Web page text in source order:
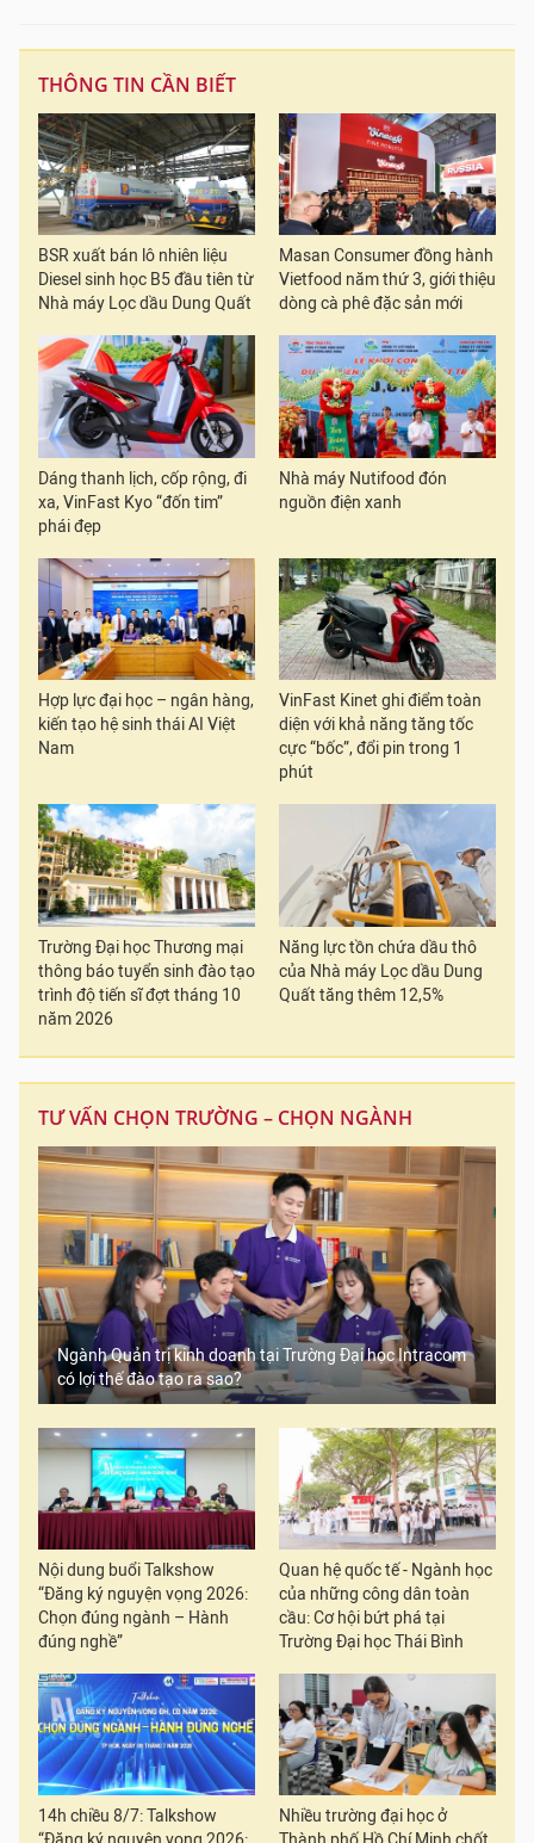
THÔNG TIN CẦN BIẾT
BSR xuất bán lô nhiên liệu
Diesel sinh học B5 đầu tiên từ
Nhà máy Lọc dầu Dung Quất
Masan Consumer đồng hành
Vietfood năm thứ 3, giới thiệu
dòng cà phê đặc sản mới
Dáng thanh lịch, cốp rộng, đi
xa, VinFast Kyo “đốn tim”
phái đẹp
Nhà máy Nutifood đón
nguồn điện xanh
Hợp lực đại học – ngân hàng,
kiến tạo hệ sinh thái AI Việt
Nam
VinFast Kinet ghi điểm toàn
diện với khả năng tăng tốc
cực “bốc”, đổi pin trong 1
phút
Trường Đại học Thương mại
thông báo tuyển sinh đào tạo
trình độ tiến sĩ đợt tháng 10
năm 2026
Năng lực tồn chứa dầu thô
của Nhà máy Lọc dầu Dung
Quất tăng thêm 12,5%
TƯ VẤN CHỌN TRƯỜNG – CHỌN NGÀNH
Ngành Quản trị kinh doanh tại Trường Đại học Intracom
có lợi thế đào tạo ra sao?
Nội dung buổi Talkshow
“Đăng ký nguyện vọng 2026:
Chọn đúng ngành – Hành
đúng nghề”
Quan hệ quốc tế - Ngành học
của những công dân toàn
cầu: Cơ hội bứt phá tại
Trường Đại học Thái Bình
14h chiều 8/7: Talkshow
Nhiều trường đại học ở